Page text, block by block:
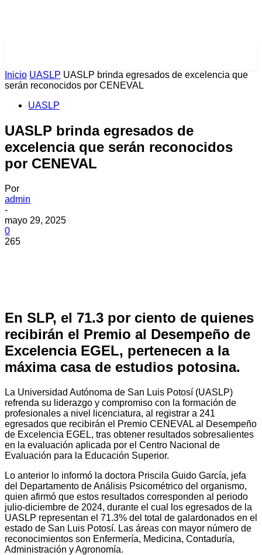
Inicio UASLP UASLP brinda egresados de excelencia que
serán reconocidos por CENEVAL
UASLP
UASLP brinda egresados de
excelencia que serán reconocidos
por CENEVAL
Por
admin
-
mayo 29, 2025
0
265
En SLP, el 71.3 por ciento de quienes
recibirán el Premio al Desempeño de
Excelencia EGEL, pertenecen a la
máxima casa de estudios potosina.
La Universidad Autónoma de San Luis Potosí (UASLP)
refrenda su liderazgo y compromiso con la formación de
profesionales a nivel licenciatura, al registrar a 241
egresados que recibirán el Premio CENEVAL al Desempeño
de Excelencia EGEL, tras obtener resultados sobresalientes
en la evaluación aplicada por el Centro Nacional de
Evaluación para la Educación Superior.
Lo anterior lo informó la doctora Priscila Guido García, jefa
del Departamento de Análisis Psicométrico del organismo,
quien afirmó que estos resultados corresponden al periodo
julio-diciembre de 2024, durante el cual los egresados de la
UASLP representan el 71.3% del total de galardonados en el
estado de San Luis Potosí. Las áreas con mayor número de
reconocimientos son Enfermería, Medicina, Contaduría,
Administración y Agronomía.